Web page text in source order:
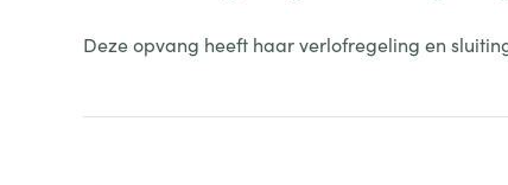
Deze opvang heeft haar verlofregeling en